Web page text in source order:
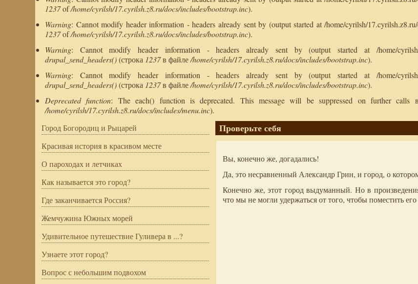
1237of/home/cyrilsh/17.cyrilsh.z8.ru/docs/includes/bootstrap.inc).
Warning: Cannot modify header information - headers already sent by (output started at /home/cyrilsh/
1237of/home/cyrilsh/17.cyrilsh.z8.ru/docs/includes/bootstrap.inc).
Warning: Cannot modify header information - headers already sent by (output started at /home/cyrilsh/
drupal_send_headers()(строка 1237в файле/home/cyrilsh/17.cyrilsh.z8.ru/docs/includes/bootstrap.inc).
Warning: Cannot modify header information - headers already sent by (output started at /home/cyrilsh/
drupal_send_headers()(строка 1237в файле/home/cyrilsh/17.cyrilsh.z8.ru/docs/includes/bootstrap.inc).
Deprecated function: The each() function is deprecated. This message will be suppressed on further calls
/home/cyrilsh/17.cyrilsh.z8.ru/docs/includes/menu.inc).
Город Богородиц и Рыцарей
Красивая история в красивом месте
О пароходах и летчиках
Как называется это город?
Где заканчивается Россия?
Жемчужина Южных морей
Удивительное путешествие Гуливера в ...?
Узнаете этот город?
Вопрос с небольшим подвохом
Проверьте себя
Вы, конечно же, догадались!
Да, это несравненный Александр Грин, и город, о
Конечно же, этот город выдуманный. Но в
что мы не могли удержаться от того, чтобы поместить